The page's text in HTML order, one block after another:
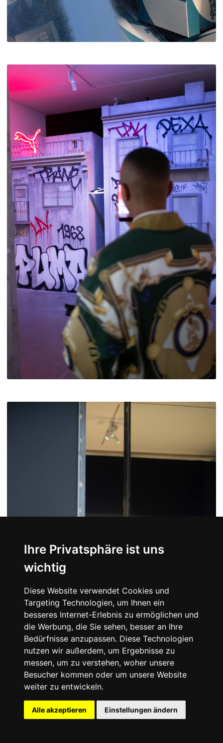
Ihre Privatsphäre ist uns
wichtig
Diese Website verwendet Cookies und
Targeting Technologien, um Ihnen ein
besseres Internet-Erlebnis zu ermöglichen und
die Werbung, die Sie sehen, besser an Ihre
Bedürfnisse anzupassen. Diese Technologien
nutzen wir außerdem, um Ergebnisse zu
messen, um zu verstehen, woher unsere
Besucher kommen oder um unsere Website
weiter zu entwickeln.
Alle akzeptieren Einstellungen ändern